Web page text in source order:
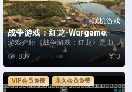
联机游戏
战争游戏：红龙-Wargame: Re
d Dragon-支持网络联机
游戏介绍《战争游戏：红龙》是由E
ugen Systems开发，Focus Hom...
807 3
VIP会员免费 永久会员免费